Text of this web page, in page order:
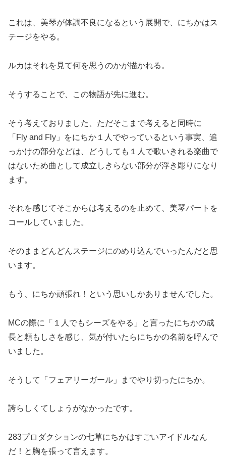
これは、美琴が体調不良になるという展開で、にちかはス
テージをやる。
ルカはそれを見て何を思うのかが描かれる。
そうすることで、この物語が先に進む。
そう考えておりました、ただそこまで考えると同時に
「Fly and Fly」をにちか１人でやっているという事実、追
っかけの部分などは、どうしても１人で歌いきれる楽曲で
はないため曲として成立しきらない部分が浮き彫りになり
ます。
それを感じてそこからは考えるのを止めて、美琴パートを
コールしていました。
そのままどんどんステージにのめり込んでいったんだと思
います。
もう、にちか頑張れ！という思いしかありませんでした。
MCの際に「１人でもシーズをやる」と言ったにちかの成
長と頼もしさを感じ、気が付いたらにちかの名前を呼んで
いました。
そうして「フェアリーガール」までやり切ったにちか。
誇らしくてしょうがなかったです。
283プロダクションの七草にちかはすごいアイドルなん
だ！と胸を張って言えます。